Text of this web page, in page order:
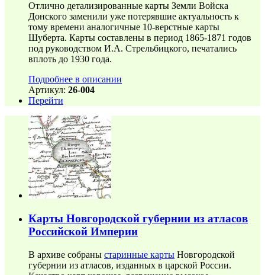
Отлично детализированные карты Земли Войска
Донского заменили уже потерявшие актуальность к
тому времени аналогичные 10-верстные карты
Шуберта. Карты составлены в период 1865-1871 годов
под руководством И.А. Стрельбицкого, печатались
вплоть до 1930 года.
Подробнее в описании
Артикул: 26-004
Перейти
Карты Новгородской губернии из атласов
Российской Империи
В архиве собраны старинные карты Новгородской
губернии из атласов, изданных в царской России.